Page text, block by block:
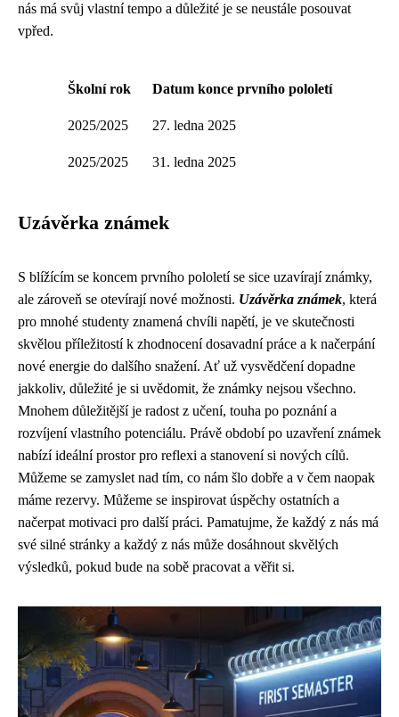
nás má svůj vlastní tempo a důležité je se neustále posouvat
vpřed.
Školní rok Datum konce prvního pololetí
2025/2025 27. ledna 2025
2025/2025 31. ledna 2025
Uzávěrka známek
S blížícím se koncem prvního pololetí se sice uzavírají známky,
ale zároveň se otevírají nové možnosti. Uzávěrka známek, která
pro mnohé studenty znamená chvíli napětí, je ve skutečnosti
skvělou příležitostí k zhodnocení dosavadní práce a k načerpání
nové energie do dalšího snažení. Ať už vysvědčení dopadne
jakkoliv, důležité je si uvědomit, že známky nejsou všechno.
Mnohem důležitější je radost z učení, touha po poznání a
rozvíjení vlastního potenciálu. Právě období po uzavření známek
nabízí ideální prostor pro reflexi a stanovení si nových cílů.
Můžeme se zamyslet nad tím, co nám šlo dobře a v čem naopak
máme rezervy. Můžeme se inspirovat úspěchy ostatních a
načerpat motivaci pro další práci. Pamatujme, že každý z nás má
své silné stránky a každý z nás může dosáhnout skvělých
výsledků, pokud bude na sobě pracovat a věřit si.